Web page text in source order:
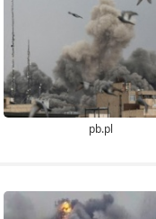
pb.pl